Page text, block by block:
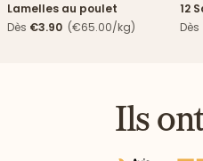
Lamelles au poulet
Dès €3.90 (€65.00/kg)
12
Dès
Ils